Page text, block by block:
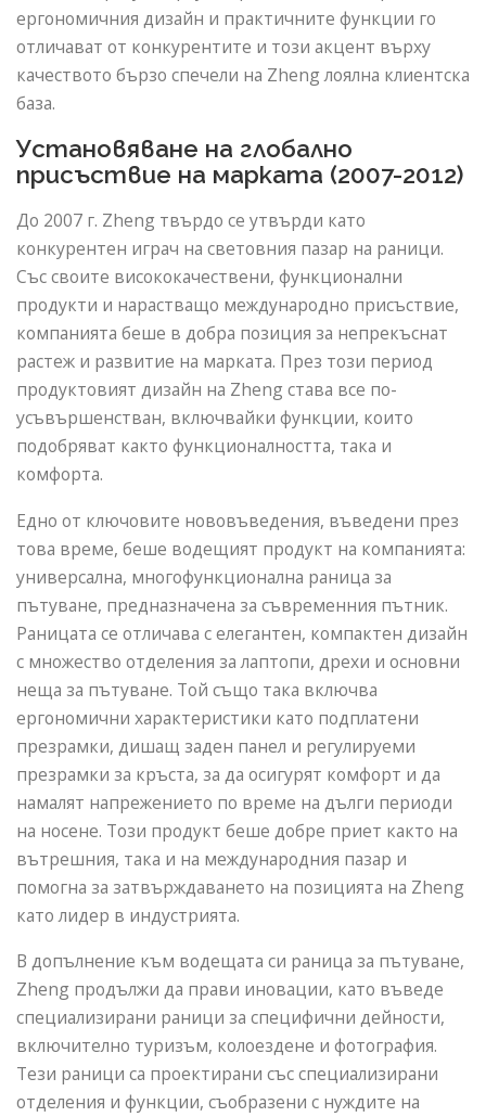
ергономичния дизайн и практичните функции го
отличават от конкурентите и този акцент върху
качеството бързо спечели на Zheng лоялна клиентска
база.
Установяване на глобално
присъствие на марката (2007-2012)
До 2007 г. Zheng твърдо се утвърди като
конкурентен играч на световния пазар на раници.
Със своите висококачествени, функционални
продукти и нарастващо международно присъствие,
компанията беше в добра позиция за непрекъснат
растеж и развитие на марката. През този период
продуктовият дизайн на Zheng става все по-
усъвършенстван, включвайки функции, които
подобряват както функционалността, така и
комфорта.
Едно от ключовите нововъведения, въведени през
това време, беше водещият продукт на компанията:
универсална, многофункционална раница за
пътуване, предназначена за съвременния пътник.
Раницата се отличава с елегантен, компактен дизайн
с множество отделения за лаптопи, дрехи и основни
неща за пътуване. Той също така включва
ергономични характеристики като подплатени
презрамки, дишащ заден панел и регулируеми
презрамки за кръста, за да осигурят комфорт и да
намалят напрежението по време на дълги периоди
на носене. Този продукт беше добре приет както на
вътрешния, така и на международния пазар и
помогна за затвърждаването на позицията на Zheng
като лидер в индустрията.
В допълнение към водещата си раница за пътуване,
Zheng продължи да прави иновации, като въведе
специализирани раници за специфични дейности,
включително туризъм, колоездене и фотография.
Тези раници са проектирани със специализирани
отделения и функции, съобразени с нуждите на